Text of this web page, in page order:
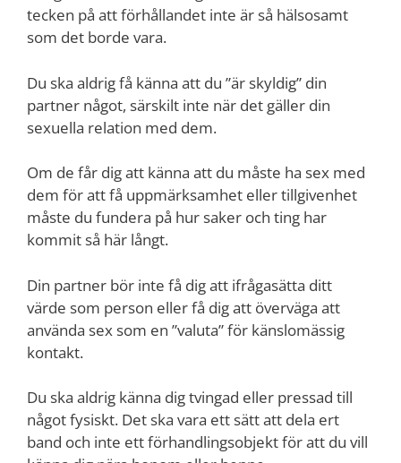
tecken på att förhållandet inte är så hälsosamt
som det borde vara.
Du ska aldrig få känna att du ”är skyldig” din
partner något, särskilt inte när det gäller din
sexuella relation med dem.
Om de får dig att känna att du måste ha sex med
dem för att få uppmärksamhet eller tillgivenhet
måste du fundera på hur saker och ting har
kommit så här långt.
Din partner bör inte få dig att ifrågasätta ditt
värde som person eller få dig att överväga att
använda sex som en ”valuta” för känslomässig
kontakt.
Du ska aldrig känna dig tvingad eller pressad till
något fysiskt. Det ska vara ett sätt att dela ert
band och inte ett förhandlingsobjekt för att du vill